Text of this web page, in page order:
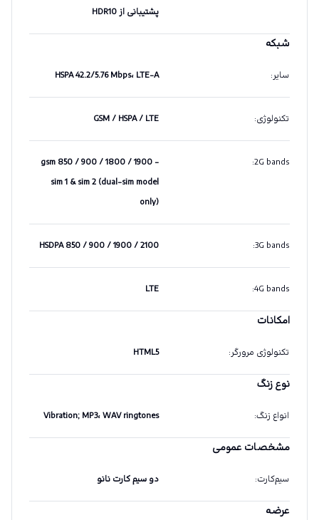
پشتیبانی از HDR10
شبکه
سایر: HSPA 42.2/5.76 Mbps، LTE-A
تکنولوژی:
GSM / HSPA / LTE
2G bands
:
gsm 850 / 900 / 1800 / 1900 -
sim 1 & sim 2 (dual-sim model
only)
3G bands
:
HSDPA 850 / 900 / 1900 / 2100
4G bands
:
LTE
امکانات
تکنولوژی مرورگر:
HTML5
نوع زنگ
انواع زنگ: Vibration; MP3، WAV ringtones
مشخصات عمومی
سیم‌کارت: دو سیم کارت نانو
عرضه